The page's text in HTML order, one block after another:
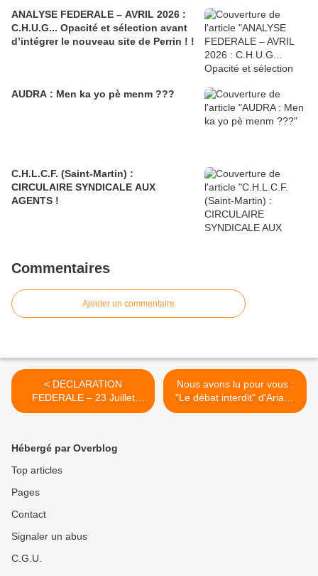
ANALYSE FEDERALE – AVRIL 2026 :
C.H.U.G... Opacité et sélection avant
d’intégrer le nouveau site de Perrin ! !
AUDRA : Men ka yo pè menm ???
C.H.L.C.F. (Saint-Martin) :
CIRCULAIRE SYNDICALE AUX
AGENTS !
Commentaires
Ajouter un commentaire
< DECLARATION
FEDERALE – 23 Juillet
2022 : Des atermoiements
suspendus !
Nous avons lu pour vous :
"Le débat interdit" d'Ariane
BILHERAN et de Vincent
Hébergé par Overblog
Top articles
Pages
Contact
Signaler un abus
C.G.U.